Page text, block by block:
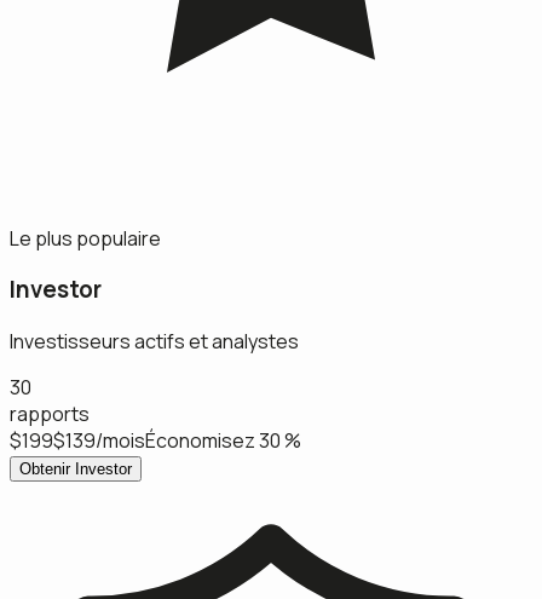
Le plus populaire
Investor
Investisseurs actifs et analystes
30
rapports
$199$139/moisÉconomisez 30 %
Obtenir Investor